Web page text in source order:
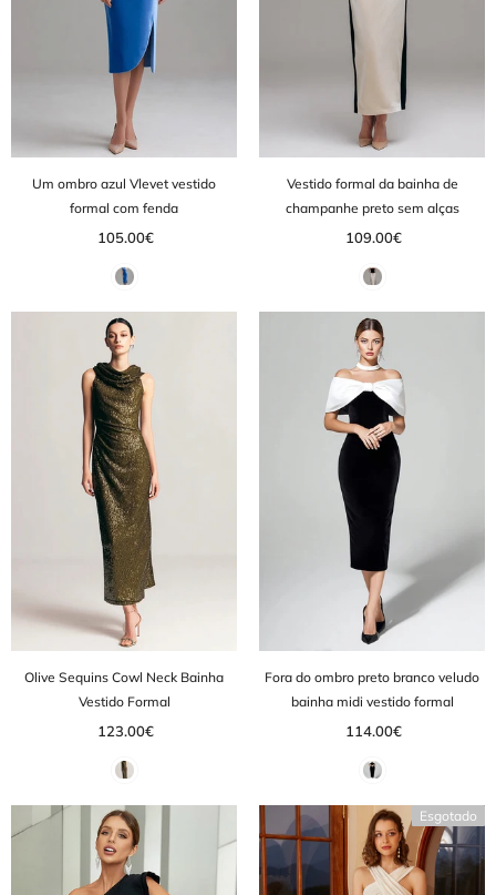
Um ombro azul Vlevet vestido
formal com fenda
105.00€
Vestido formal da bainha de
champanhe preto sem alças
109.00€
Olive Sequins Cowl Neck Bainha
Vestido Formal
123.00€
Fora do ombro preto branco veludo
bainha midi vestido formal
114.00€
Esgotado